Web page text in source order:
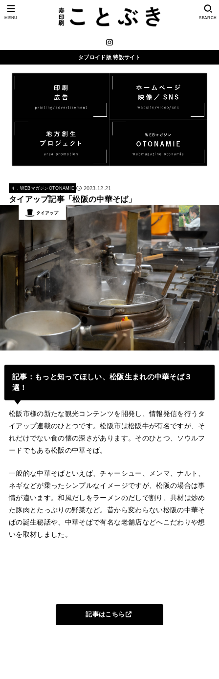
SEARCH
MENU
タブロイド版 特設サイト
４．WEBマガジンOTONAMIE 2023.12.21
タイアップ記事「松阪の中華そば」
記事 ： もっと知ってほしい、松阪生まれの中華そば３
選！
松阪市様の新たな観光コンテンツを開発し、情報発信を行うタ
イアップ連載のひとつです。松阪市は松阪牛が有名ですが、そ
れだけでない食の懐の深さがあります。そのひとつ、ソウルフ
ードでもある松阪の中華そば。
一般的な中華そばといえば、チャーシュー、メンマ、ナルト、
ネギなどが乗ったシンプルなイメージですが、松阪の場合は事
情が違います。和風だしをラーメンのだしで割り、具材は炒め
た豚肉とたっぷりの野菜など。昔から変わらない松阪の中華そ
ばの誕生秘話や、中華そばで有名な老舗店などへこだわりや想
いを取材しました。
記事はこちら